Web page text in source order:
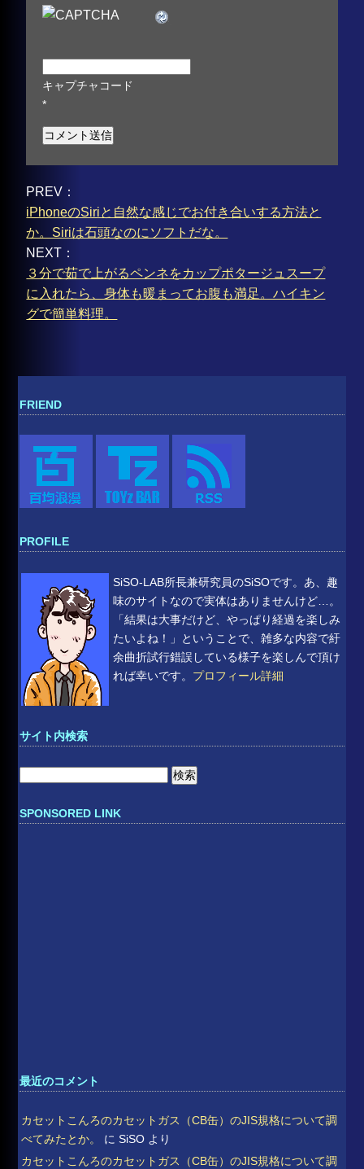
キャプチャコード
*
PREV：
iPhoneのSiriと自然な感じでお付き合いする方法と
か。Siriは石頭なのにソフトだな。
NEXT：
３分で茹で上がるペンネをカップポタージュスープ
に入れたら、身体も暖まってお腹も満足。ハイキン
グで簡単料理。
FRIEND
PROFILE
SiSO-LAB所長兼研究員のSiSOです。あ、趣
味のサイトなので実体はありませんけど…。
「結果は大事だけど、やっぱり経過を楽しみ
たいよね！」ということで、雑多な内容で紆
余曲折試行錯誤している様子を楽しんで頂け
れば幸いです。 プロフィール詳細
サイト内検索
SPONSORED LINK
最近のコメント
カセットこんろのカセットガス（CB缶）のJIS規格について調
べてみたとか。
にSiSO より
カセットこんろのカセットガス（CB缶）のJIS規格について調